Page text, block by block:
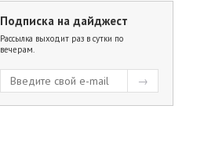
Подписка на дайджест
Рассылка выходит раз в сутки по
вечерам.